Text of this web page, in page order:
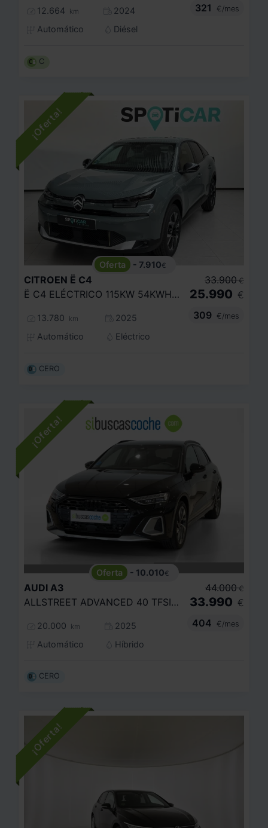
12.664 km
2024
Automático
Diésel
321 €/mes
C
- 7.910€
CITROEN Ë C4
Ë C4 ELÉCTRICO 115KW 54KWH MAX
13.780 km
2025
Automático
Eléctrico
33.900 €
25.990 €
309
€/mes
CERO
- 10.010€
AUDI A3
ALLSTREET ADVANCED 40 TFSI E 150KW S TRO
20.000 km
2025
Automático
Híbrido
44.000 €
33.990 €
404
€/mes
CERO